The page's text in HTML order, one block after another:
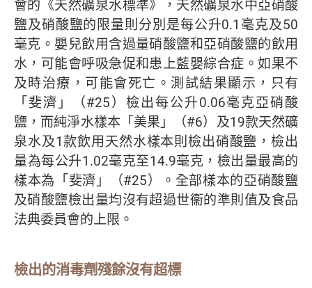
會的《天然礦泉水標準》，天然礦泉水中亞硝酸
鹽及硝酸鹽的限量則分別是每公升0.1毫克及50
毫克。嬰兒飲用含過量硝酸鹽和亞硝酸鹽的飲用
水，可能會呼吸急促和患上藍嬰綜合症。如果不
及時治療，可能會死亡。測試結果顯示，只有
「斐濟」（#25）檢出每公升0.06毫克亞硝酸
鹽，而純淨水樣本「美果」（#6）及19款天然礦
泉水及1款飲用天然水樣本則檢出硝酸鹽，檢出
量為每公升1.02毫克至14.9毫克，檢出量最高的
樣本為「斐濟」（#25）。全部樣本的亞硝酸鹽
及硝酸鹽檢出量均沒有超過世衞的準則值及食品
法典委員會的上限。
檢出的消毒劑殘餘沒有超標